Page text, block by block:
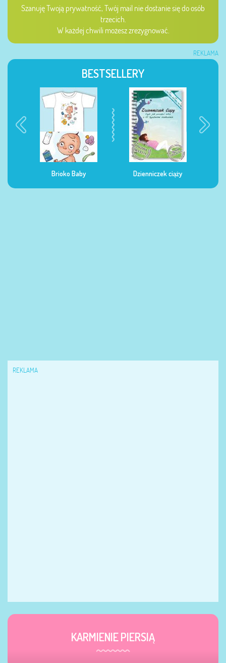
Szanuję Twoją prywatność, Twój mail nie dostanie się do osób
trzecich.
W każdej chwili możesz zrezygnować.
REKLAMA
BESTSELLERY
Dzienniczek ciąży Dzienniczek żywienia
REKLAMA
KARMIENIE PIERSIĄ